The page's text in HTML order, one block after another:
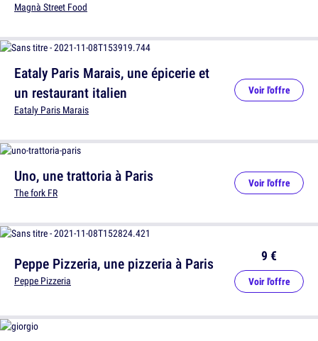
Magnà Street Food
Uno, une trattoria à Paris
The fork FR
Voir l'offre
Eataly Paris Marais, une épicerie et
un restaurant italien
Eataly Paris Marais
Voir l'offre
Peppe Pizzeria, une pizzeria à Paris
Peppe Pizzeria
9 €
Voir l'offre